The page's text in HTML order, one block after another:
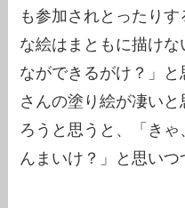
も参加されとったり
な絵はまともに描け
なができるがけ？」
さんの塗り絵が凄い
ろうと思うと、「き
んまいけ？」と思いつ